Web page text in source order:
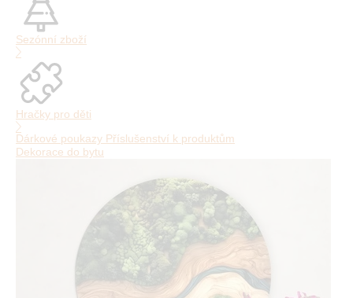
Sezónní zboží
Hračky pro děti
Dárkové poukazy Příslušenství k produktům
Dekorace do bytu